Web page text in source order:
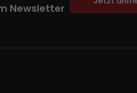
Newsletter